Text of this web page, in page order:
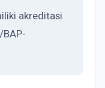
akreditasi